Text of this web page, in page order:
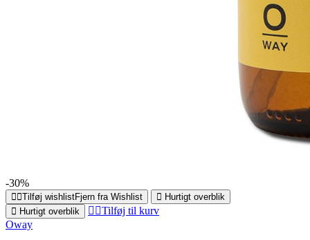
-30%
Tilføj wishlistFjern fra Wishlist
Hurtigt overblik
Hurtigt overblik
Tilføj til kurv
Oway